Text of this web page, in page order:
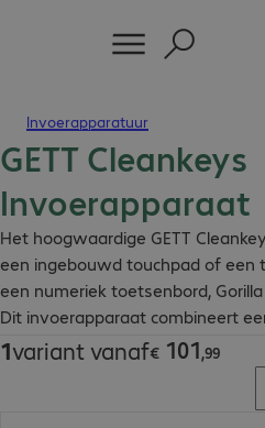
Invoerapparatuur
GETT Cleankeys
Invoerapparaat
Het hoogwaardige GETT
een ingebouwd touchpad of een
een numeriek toetsenbord,
Dit invoerapparaat combineert
hoogwaardige functies.
1variant vanaf€ 101,99
€ 101,99